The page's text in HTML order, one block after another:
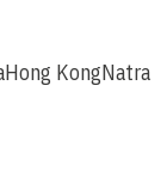
Hong KongNatra